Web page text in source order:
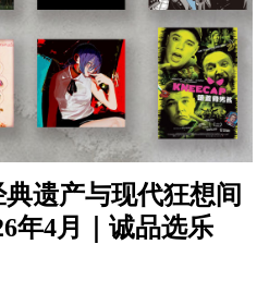
遗产与现代狂想间
年4月｜诚品选乐